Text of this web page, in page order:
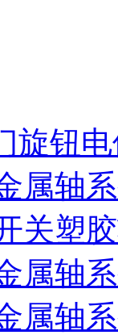
旋钮
属轴
关塑
属轴
属轴